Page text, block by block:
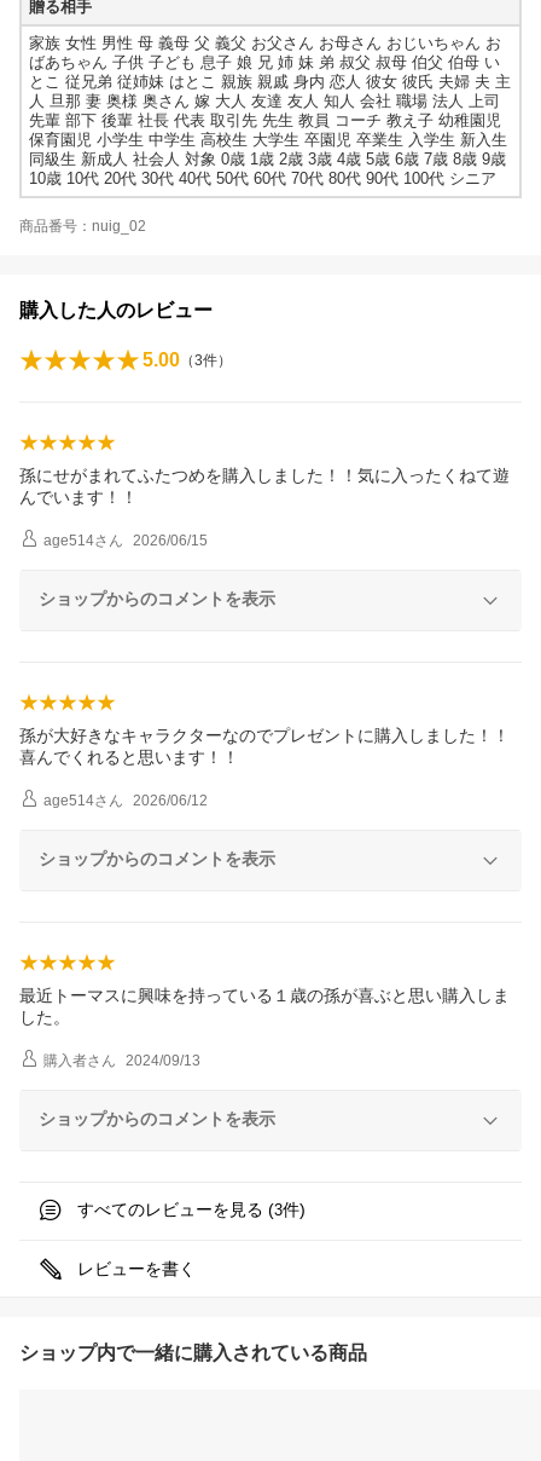
贈る相手
家族 女性 男性 母 義母 父 義父 お父さん お母さん おじいちゃん お
ばあちゃん 子供 子ども 息子 娘 兄 姉 妹 弟 叔父 叔母 伯父 伯母 い
とこ 従兄弟 従姉妹 はとこ 親族 親戚 身内 恋人 彼女 彼氏 夫婦 夫 主
人 旦那 妻 奥様 奥さん 嫁 大人 友達 友人 知人 会社 職場 法人 上司
先輩 部下 後輩 社長 代表 取引先 先生 教員 コーチ 教え子 幼稚園児
保育園児 小学生 中学生 高校生 大学生 卒園児 卒業生 入学生 新入生
同級生 新成人 社会人 対象 0歳 1歳 2歳 3歳 4歳 5歳 6歳 7歳 8歳 9歳
10歳 10代 20代 30代 40代 50代 60代 70代 80代 90代 100代 シニア
商品番号：nuig_02
購入した人のレビュー
5.00 （3件）
孫にせがまれてふたつめを購入しました！！気に入ったくねて遊
んでいます！！
age514さん 2026/06/15
ショップからのコメントを表示
孫が大好きなキャラクターなのでプレゼントに購入しました！！
喜んでくれると思います！！
age514さん 2026/06/12
ショップからのコメントを表示
最近トーマスに興味を持っている１歳の孫が喜ぶと思い購入しま
した。
購入者さん 2024/09/13
ショップからのコメントを表示
すべてのレビューを見る (3件)
レビューを書く
ショップ内で一緒に購入されている商品